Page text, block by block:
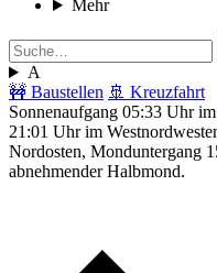
Mehr
A
🚧 Baustellen 🚢 Kreuzfahrt
Sonnenaufgang 05:33 Uhr
21:01 Uhr im
Nordosten, Monduntergang
abnehmender Halbmond.